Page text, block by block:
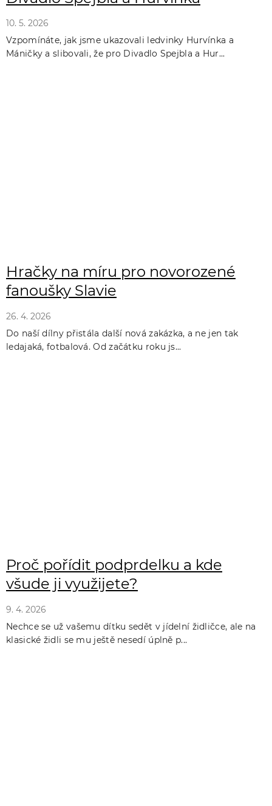
10. 5. 2026
Vzpomínáte, jak jsme ukazovali ledvinky Hurvínka a
Máničky a slibovali, že pro Divadlo Spejbla a Hur...
Hračky na míru pro novorozené
fanoušky Slavie
26. 4. 2026
Do naší dílny přistála další nová zakázka, a ne jen tak
ledajaká, fotbalová. Od začátku roku js...
Proč pořídit podprdelku a kde
všude ji využijete?
9. 4. 2026
Nechce se už vašemu dítku sedět v jídelní židličce, ale na
klasické židli se mu ještě nesedí úplně p...